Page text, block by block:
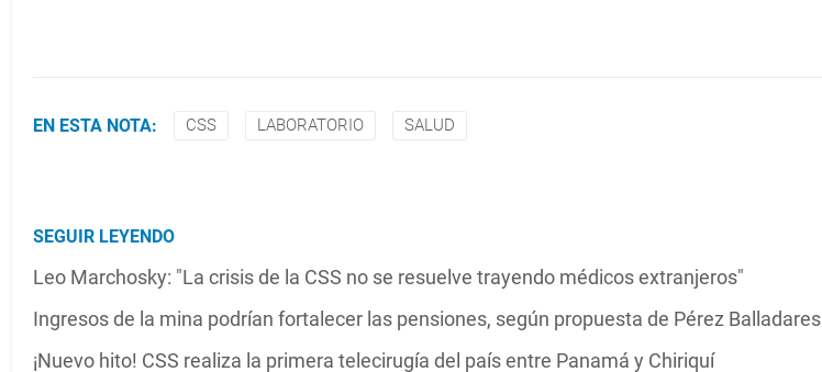
EN ESTA NOTA: CSS LABORATORIO SALUD
SEGUIR LEYENDO
Leo Marchosky: "La crisis de la CSS no se resuelve trayendo médicos extranjeros"
Ingresos de la mina podrían fortalecer las pensiones, según propuesta de Pérez Balladares
¡Nuevo hito! CSS realiza la primera telecirugía del país entre Panamá y Chiriquí